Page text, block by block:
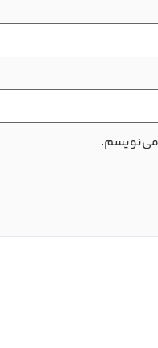
می‌نویسم.